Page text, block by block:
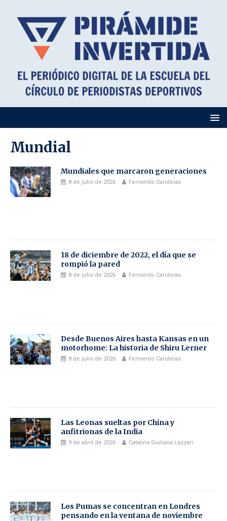
Mundial
Mundiales que marcaron generaciones
8 de julio de 2026 Fernando Candeias
18 de diciembre de 2022, el día que se
rompió la pared
8 de julio de 2026 Fernando Candeias
Desde Buenos Aires hasta Kansas en un
motorhome: La historia de Shiru Lerner
8 de julio de 2026 Fernando Candeias
Las Leonas sueltas por China y
anfitrionas de la India
9 de abril de 2026 Catalina Giuliana Lazzari
Los Pumas se concentran en Londres
pensando en la ventana de noviembre